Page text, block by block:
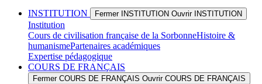
INSTITUTION Fermer INSTITUTION Ouvrir INSTITUTION
Institution
Cours de civilisation française de la SorbonneHistoire &
humanismePartenaires académiques
Expertise pédagogique
COURS DE FRANÇAIS
Fermer COURS DE FRANÇAIS Ouvrir COURS DE FRANÇAIS